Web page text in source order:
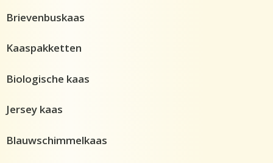
Brievenbuskaas
Kaaspakketten
Biologische kaas
Jersey kaas
Blauwschimmelkaas